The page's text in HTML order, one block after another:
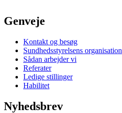
Genveje
Kontakt og besøg
Sundhedsstyrelsens organisation
Sådan arbejder vi
Referater
Ledige stillinger
Habilitet
Nyhedsbrev